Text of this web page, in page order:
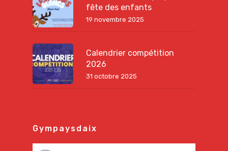
fête des enfants
19 novembre 2025
Calendrier compétition
2026
31 octobre 2025
Gympaysdaix